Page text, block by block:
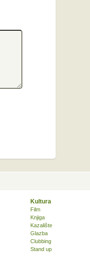
Kultura
Film
Knjiga
Kazalište
Glazba
Clubbing
Stand up